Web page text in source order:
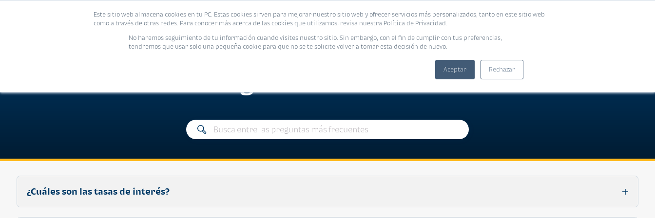
Este sitio web almacena cookies en tu PC. Estas cookies sirven para mejorar nuestro sitio web y ofrecer servicios más personalizados, tanto en este sitio web
como a través de otras redes. Para conocer más acerca de las cookies que utilizamos, revisa nuestra Política de Privacidad.
No haremos seguimiento de tu información cuando visites nuestro sitio. Sin embargo, con el fin de cumplir con tus preferencias,
tendremos que usar solo una pequeña cookie para que no se te solicite volver a tomar esta decisión de nuevo.
Aceptar Rechazar
Viviendas Eventos Promociones Blog Encuentra tu vivienda ideal
frecuentes
¿Cuáles son las tasas de interés?